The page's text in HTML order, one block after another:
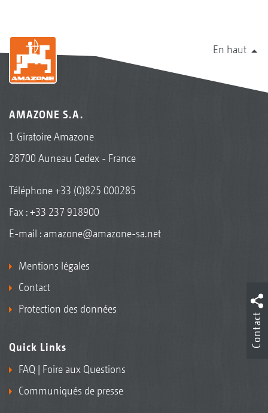
En haut
AMAZONE S.A.
1 Giratoire Amazone
28700 Auneau Cedex - France
Téléphone+33 (0)825 000285
Fax : +33 237 918900
E-mail : amazone@amazone-sa.net
Mentions légales
Contact
Protection des données
Quick Links
FAQ | Foire aux Questions
Communiqués de presse
Contact